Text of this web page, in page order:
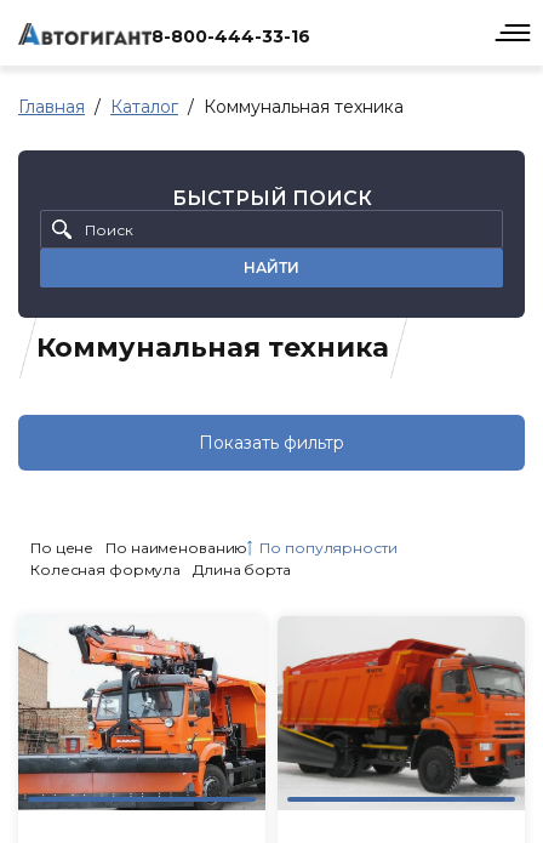
8-800-444-33-16
Главная Каталог Коммунальная техника
Коммунальная техника
БЫСТРЫЙ ПОИСК
НАЙТИ
Показать фильтр
По цене По наименованию
По популярности
Колесная формула
Длина борта